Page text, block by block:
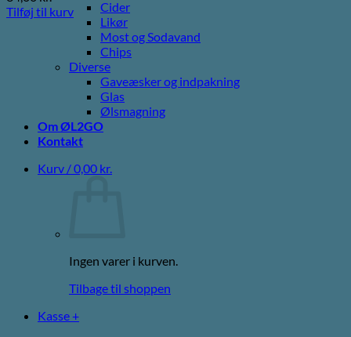
Cider
Likør
Most og Sodavand
Chips
Diverse
Gaveæsker og indpakning
Glas
Ølsmagning
Om ØL2GO
Kontakt
Kurv /0,00 kr.
Ingen varer i kurven.
Tilbage til shoppen
Kasse +
Tilføj til kurv